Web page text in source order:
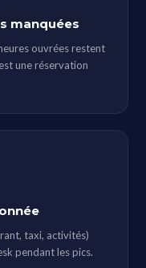
manquées
ouvrées restent
une réservation
taxi, activités)
pendant les pics.